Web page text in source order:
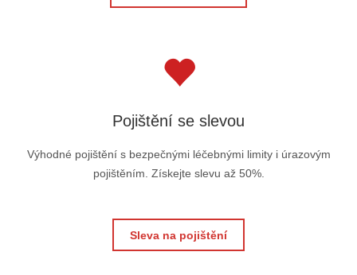
Pojištění se slevou
Výhodné pojištění s bezpečnými léčebnými limity i úrazovým
pojištěním. Získejte slevu až 50%.
Sleva na pojištění